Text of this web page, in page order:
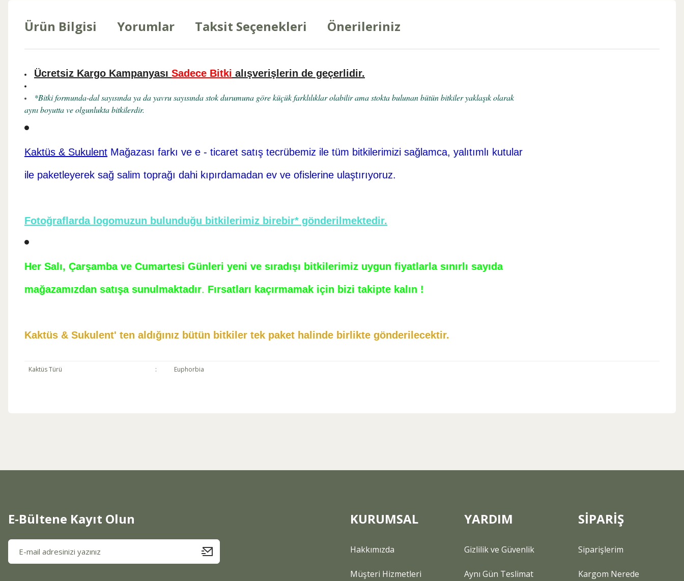
Ürün Bilgisi Yorumlar Taksit Seçenekleri Önerileriniz
Ücretsiz Kargo Kampanyası Sadece Bitki alışverişlerin de geçerlidir.
*Bitki formunda-dal sayısında ya da yavru sayısında stok durumuna göre küçük farklılıklar olabilir ama stokta bulunan bütün bitkiler yaklaşık olarak
aynı boyutta ve olgunlukta bitkilerdir.
Kaktüs & Sukulent Mağazası farkı ve e - ticaret satış tecrübemiz ile tüm bitkilerimizi sağlamca, yalıtımlı kutular
ile paketleyerek sağ salim toprağı dahi kıpırdamadan ev ve ofislerine ulaştırıyoruz.
Fotoğraflarda logomuzun bulunduğu bitkilerimiz birebir* gönderilmektedir.
Her Salı, Çarşamba ve Cumartesi Günleri yeni ve sıradışı bitkilerimiz uygun fiyatlarla sınırlı sayıda
mağazamızdan satışa sunulmaktadır. Fırsatları kaçırmamak için bizi takipte kalın !
Kaktüs & Sukulent' ten aldığınız bütün bitkiler tek paket halinde birlikte gönderilecektir.
Kaktüs Türü : Euphorbia
E-Bültene Kayıt Olun KURUMSAL
Hakkımızda
Müşteri Hizmetleri
YARDIM
Gizlilik ve Güvenlik
Aynı Gün Teslimat
SİPARİŞ
Siparişlerim
Kargom Nerede